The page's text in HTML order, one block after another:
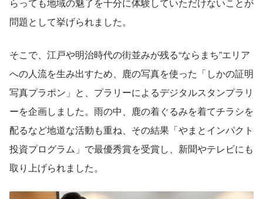
問題として挙げられました。
そこで、江戸や明治時代の街並みが残る“ならまち”エリア
への人流を生み出すため、鹿の写真を使った「しかの証明
写真プラポン」と、プラリーによるデジタルスタンプラリ
ーを企画しました。雨の中、鹿の着ぐるみを着てチラシを
配るなど地道な活動も重ね、その結果「やまとインパクト
投資プログラム」で最優秀賞を受賞し、新聞やテレビにも
取り上げられました。